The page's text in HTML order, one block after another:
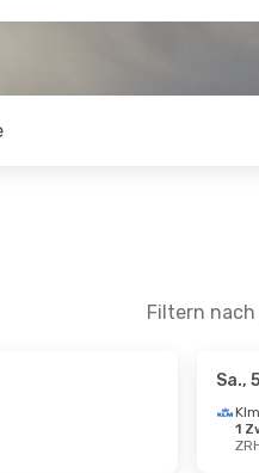
Filtern nach
Direkt
Sa.,
1